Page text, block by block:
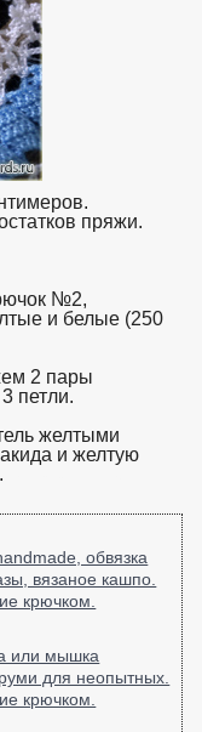
пряжи.
№2,
и белые (250
2 пары
петли.
желтыми
и желтую
обвязка
вязаное кашпо.
крючком.
или мышка
для неопытных.
крючком.